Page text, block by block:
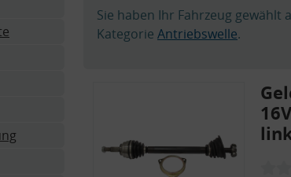
Sie haben Ihr Fahrzeug
Kategorie Antriebswelle.